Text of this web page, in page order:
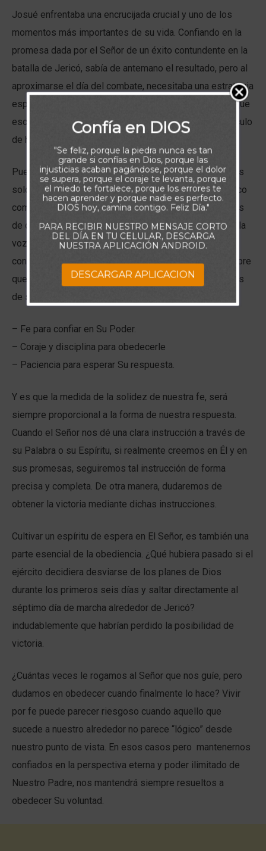
Josué enfrentaba una encrucijada crucial y uno de los
momentos más importantes de su vida. Confiando en la
promesa dada por el Señor de un éxito contundente en la
batalla de Jericó, sabía de antemano el resultado, pero al
aproximarse el día del combate, necesitaba una estrategia
específica para obtener la victoria. Probablemente, lo que
escuchó al Señor decir, una parte mostrada en el versículo
de hoy, debió haberlo dejado boquiabierto.
Puede uno imaginar la gran confusión que invadiría a los
soldados al escuchar que debian llevar a cabo esta poco
común estrategia de batalla. Sin embargo, en momentos
de duda como estos, es que vale la pena recordar que la
voz de Dios se sobrepone a la nuestra y a nuestras
convicciones dándonos el mejor camino a seguir, siempre
que no olvidemos los tres requisitos para beneficiarnos
de sus instrucciones:
– Fe para confiar en Su Poder.
– Coraje y disciplina para obedecerle
– Paciencia para esperar Su respuesta.
Y es que la medida de la solidez de nuestra fe, será
siempre proporcional a la forma de nuestra respuesta.
Cuando el Señor nos dé una clara instrucción a través de
su Palabra o su Espíritu, si realmente creemos en Él y en
sus promesas, seguiremos tal instrucción de forma
precisa y completa. De otra manera, dudaremos de
obtener la victoria mediante dichas instrucciones.
Cultivar un espíritu de espera en El Señor, es también una
parte esencial de la obediencia. ¿Qué hubiera pasado si el
ejército decidiera desviarse de los planes de Dios
durante los primeros seis días y saltar directamente al
séptimo día de marcha alrededor de Jericó?
indudablemente que habrían perdido la posibilidad de
victoria.
¿Cuántas veces le rogamos al Señor que nos guíe, pero
dudamos en obedecer cuando finalmente lo hace? Vivir
por fe puede parecer riesgoso cuando aquello que
sucede a nuestro alrededor no parece “lógico” desde
nuestro punto de vista. En esos casos pero mantenernos
confiados en la perspectiva eterna y poder ilimitado de
Nuestro Padre, nos mantendrá siempre resueltos a
obedecer Su voluntad.
Confía en DIOS
"Se feliz, porque la piedra nunca es tan
grande si confías en Dios, porque las
injusticias acaban pagándose, porque el dolor
se supera, porque el coraje te levanta, porque
el miedo te fortalece, porque los errores te
hacen aprender y porque nadie es perfecto.
DIOS hoy, camina contigo. Feliz Día."
PARA RECIBIR NUESTRO MENSAJE CORTO
DEL DÍA EN TU CELULAR, DESCARGA
NUESTRA APLICACIÓN ANDROID.
DESCARGAR APLICACION